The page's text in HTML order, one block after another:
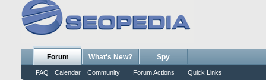
Forum
FAQ Calendar Community Forum Actions Quick Links
What's New? Spy